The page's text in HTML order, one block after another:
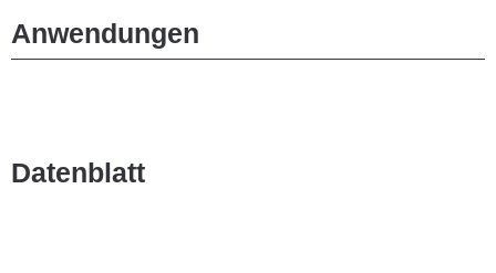
Anwendungen
Datenblatt